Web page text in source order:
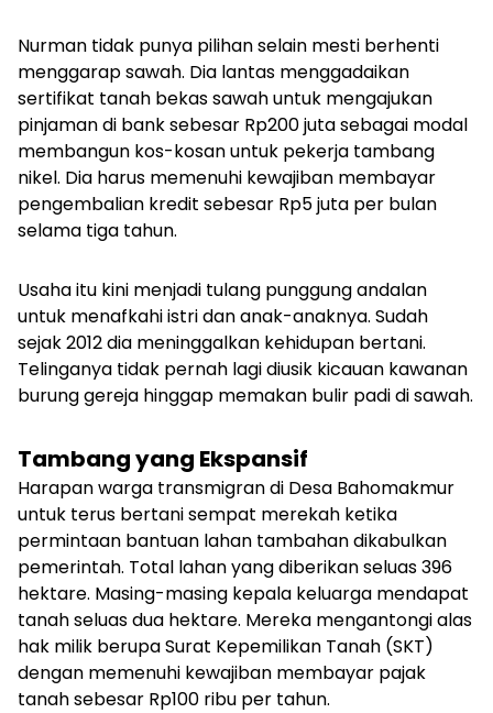
Nurman tidak punya pilihan selain mesti berhenti
menggarap sawah. Dia lantas menggadaikan
sertifikat tanah bekas sawah untuk mengajukan
pinjaman di bank sebesar Rp200 juta sebagai modal
membangun kos-kosan untuk pekerja tambang
nikel. Dia harus memenuhi kewajiban membayar
pengembalian kredit sebesar Rp5 juta per bulan
selama tiga tahun.
Usaha itu kini menjadi tulang punggung andalan
untuk menafkahi istri dan anak-anaknya. Sudah
sejak 2012 dia meninggalkan kehidupan bertani.
Telinganya tidak pernah lagi diusik kicauan kawanan
burung gereja hinggap memakan bulir padi di sawah.
Tambang yang Ekspansif
Harapan warga transmigran di Desa Bahomakmur
untuk terus bertani sempat merekah ketika
permintaan bantuan lahan tambahan dikabulkan
pemerintah. Total lahan yang diberikan seluas 396
hektare. Masing-masing kepala keluarga mendapat
tanah seluas dua hektare. Mereka mengantongi alas
hak milik berupa Surat Kepemilikan Tanah (SKT)
dengan memenuhi kewajiban membayar pajak
tanah sebesar Rp100 ribu per tahun.